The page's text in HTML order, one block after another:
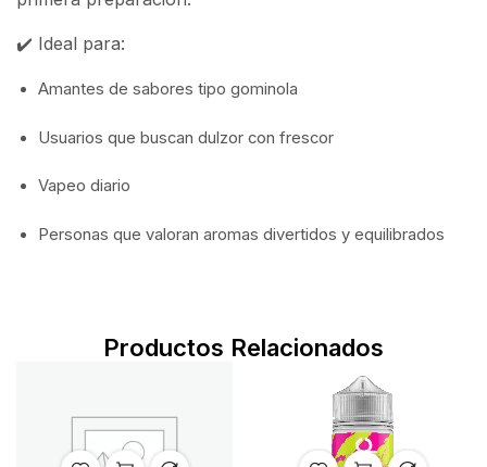
✔️ Ideal para:
Amantes de sabores tipo gominola
Usuarios que buscan dulzor con frescor
Vapeo diario
Personas que valoran aromas divertidos y equilibrados
Productos Relacionados